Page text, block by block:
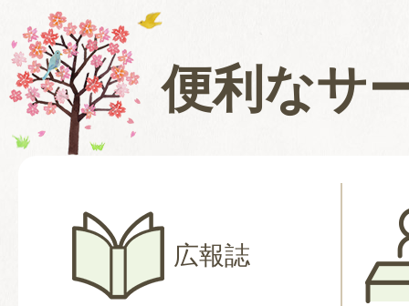
便利なサ
広報誌